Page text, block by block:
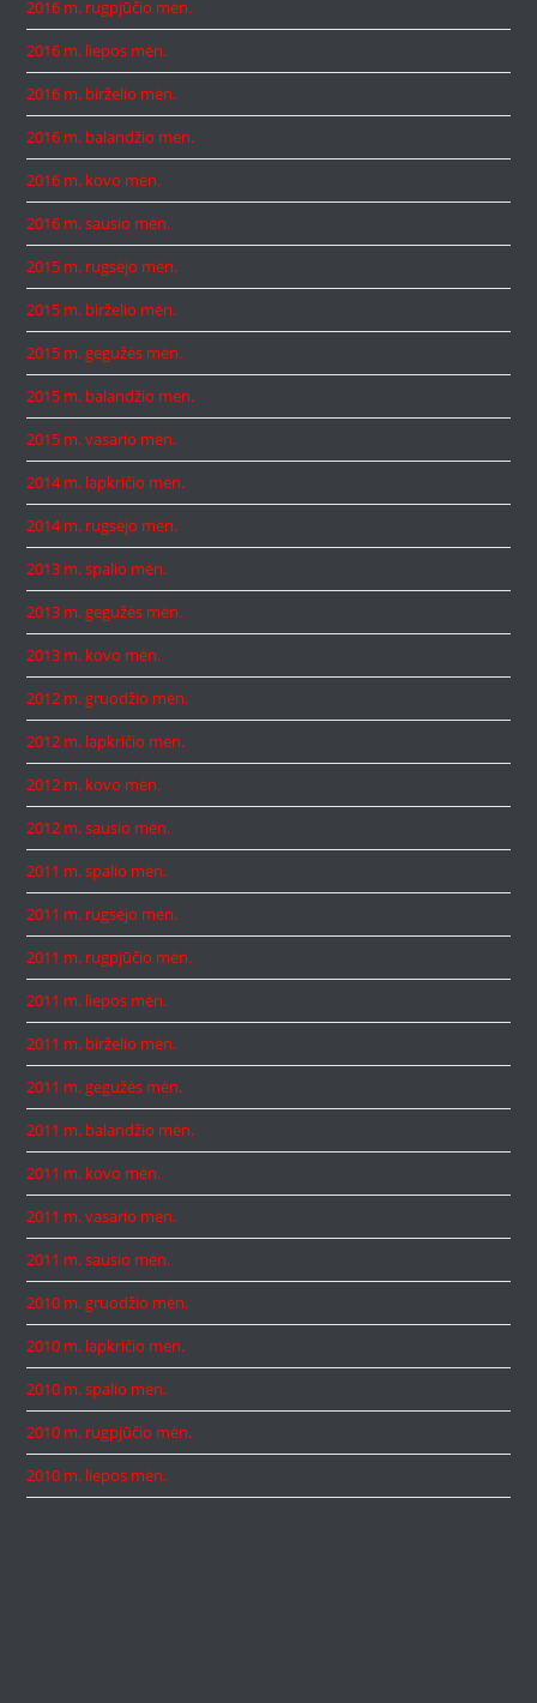
2016 m. rugpjūčio mėn.
2016 m. liepos mėn.
2016 m. birželio mėn.
2016 m. balandžio mėn.
2016 m. kovo mėn.
2016 m. sausio mėn.
2015 m. rugsėjo mėn.
2015 m. birželio mėn.
2015 m. gegužės mėn.
2015 m. balandžio mėn.
2015 m. vasario mėn.
2014 m. lapkričio mėn.
2014 m. rugsėjo mėn.
2013 m. spalio mėn.
2013 m. gegužės mėn.
2013 m. kovo mėn.
2012 m. gruodžio mėn.
2012 m. lapkričio mėn.
2012 m. kovo mėn.
2012 m. sausio mėn.
2011 m. spalio mėn.
2011 m. rugsėjo mėn.
2011 m. rugpjūčio mėn.
2011 m. liepos mėn.
2011 m. birželio mėn.
2011 m. gegužės mėn.
2011 m. balandžio mėn.
2011 m. kovo mėn.
2011 m. vasario mėn.
2011 m. sausio mėn.
2010 m. gruodžio mėn.
2010 m. lapkričio mėn.
2010 m. spalio mėn.
2010 m. rugpjūčio mėn.
2010 m. liepos mėn.